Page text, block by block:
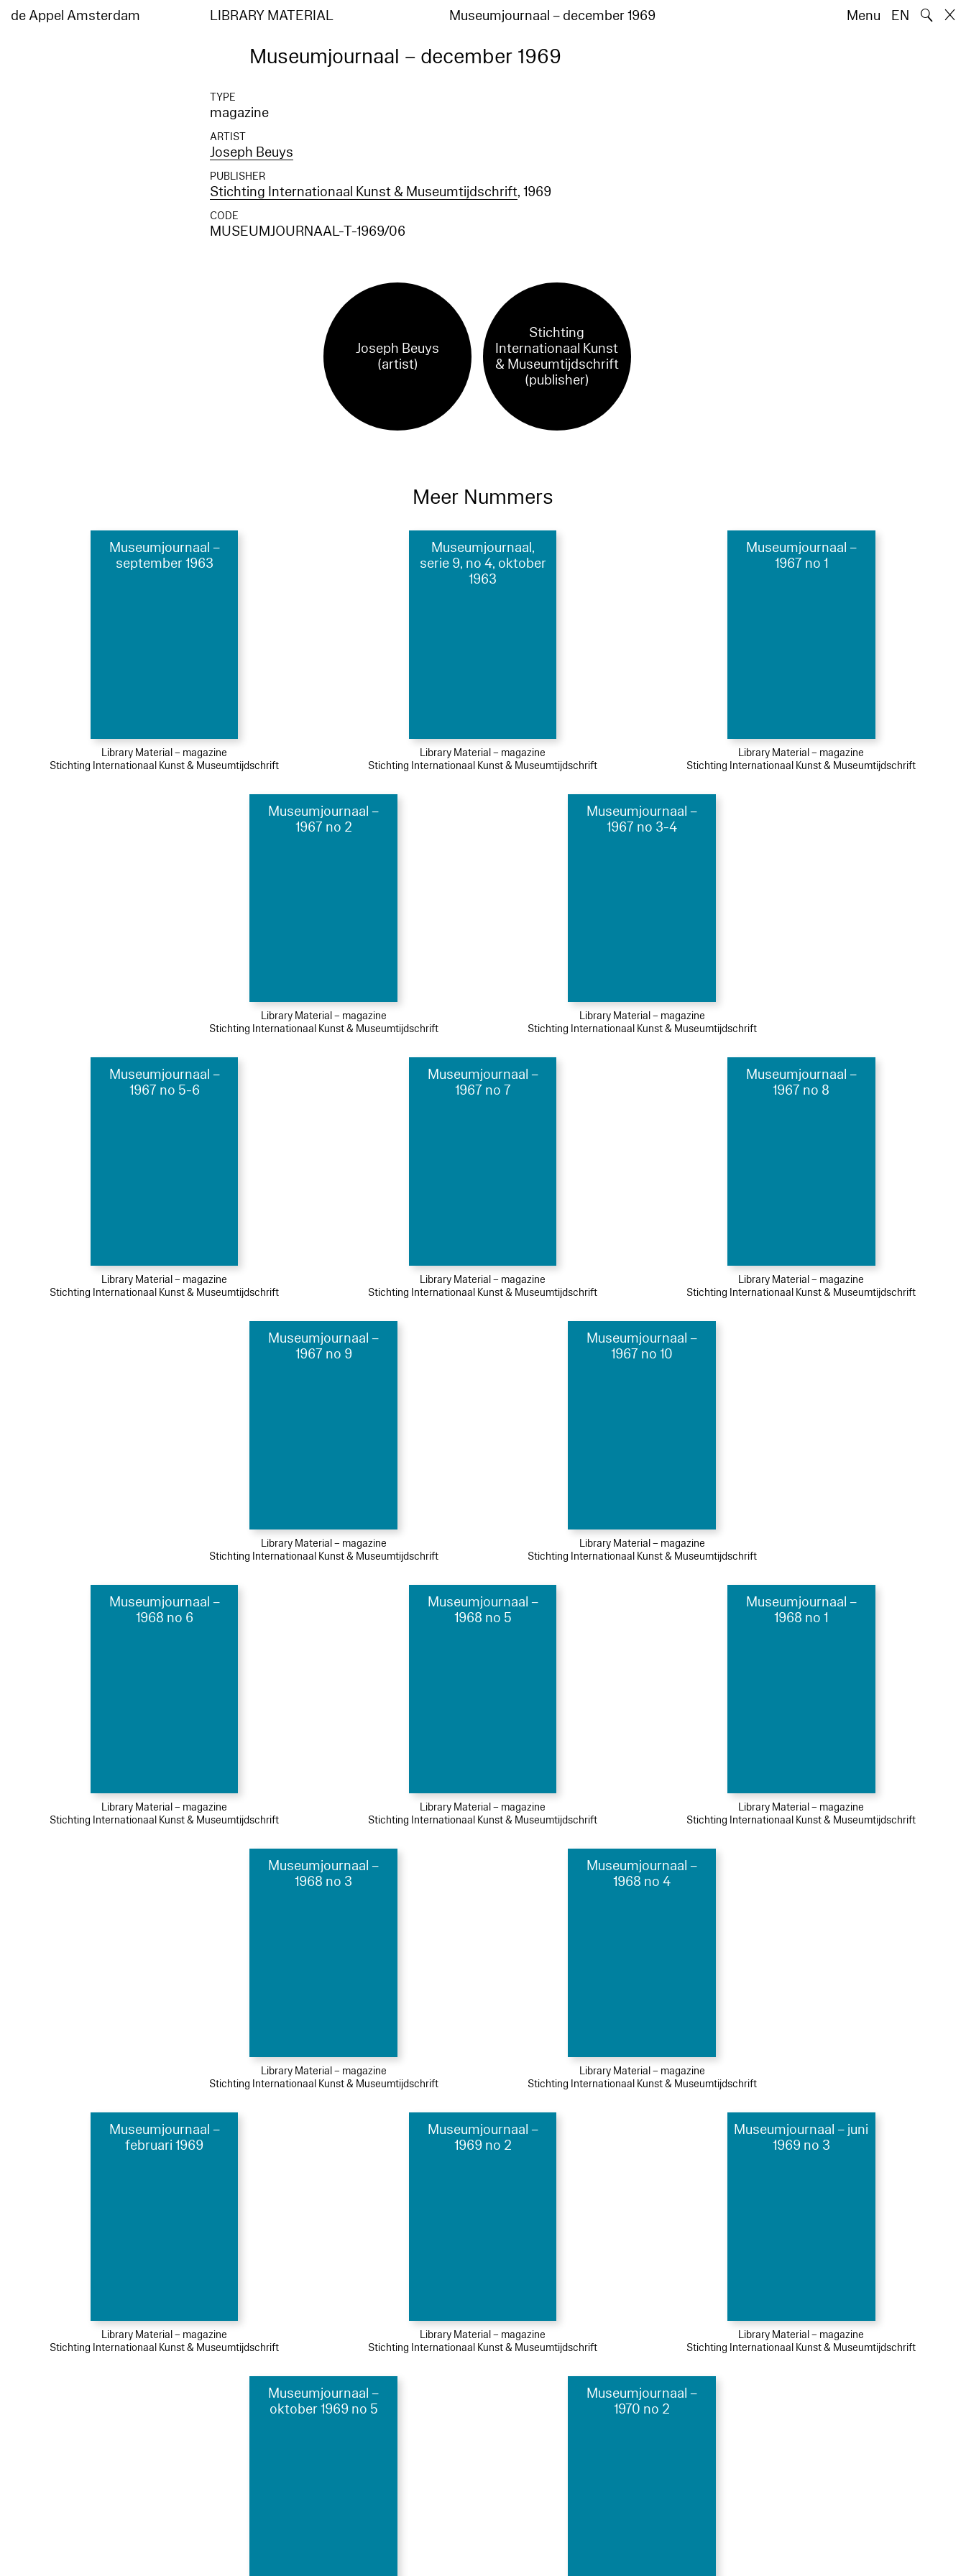
de Appel Amsterdam LIBRARY MATERIAL Museumjournaal – december 1969 Menu EN 🔍
Museumjournaal – december 1969
TYPE
magazine
ARTIST
Joseph Beuys
PUBLISHER
Stichting Internationaal Kunst & Museumtijdschrift, 1969
CODE
MUSEUMJOURNAAL-T-1969/06
Joseph Beuys
(artist)
Stichting
Internationaal Kunst
& Museumtijdschrift
(publisher)
Meer Nummers
Museumjournaal –
september 1963
Library Material – magazine
Stichting Internationaal Kunst & Museumtijdschrift
Museumjournaal,
serie 9, no 4, oktober
1963
Library Material – magazine
Stichting Internationaal Kunst & Museumtijdschrift
Museumjournaal –
1967 no 1
Library Material – magazine
Stichting Internationaal Kunst & Museumtijdschrift
Museumjournaal –
1967 no 2
Library Material – magazine
Stichting Internationaal Kunst & Museumtijdschrift
Museumjournaal –
1967 no 3-4
Library Material – magazine
Stichting Internationaal Kunst & Museumtijdschrift
Museumjournaal –
1967 no 5-6
Library Material – magazine
Stichting Internationaal Kunst & Museumtijdschrift
Museumjournaal –
1967 no 7
Library Material – magazine
Stichting Internationaal Kunst & Museumtijdschrift
Museumjournaal –
1967 no 8
Library Material – magazine
Stichting Internationaal Kunst & Museumtijdschrift
Museumjournaal –
1967 no 9
Library Material – magazine
Stichting Internationaal Kunst & Museumtijdschrift
Museumjournaal –
1967 no 10
Library Material – magazine
Stichting Internationaal Kunst & Museumtijdschrift
Museumjournaal –
1968 no 6
Library Material – magazine
Stichting Internationaal Kunst & Museumtijdschrift
Museumjournaal –
1968 no 5
Library Material – magazine
Stichting Internationaal Kunst & Museumtijdschrift
Museumjournaal –
1968 no 1
Library Material – magazine
Stichting Internationaal Kunst & Museumtijdschrift
Museumjournaal –
1968 no 3
Library Material – magazine
Stichting Internationaal Kunst & Museumtijdschrift
Museumjournaal –
1968 no 4
Library Material – magazine
Stichting Internationaal Kunst & Museumtijdschrift
Museumjournaal –
februari 1969
Library Material – magazine
Stichting Internationaal Kunst & Museumtijdschrift
Museumjournaal –
1969 no 2
Library Material – magazine
Stichting Internationaal Kunst & Museumtijdschrift
Museumjournaal – juni
1969 no 3
Library Material – magazine
Stichting Internationaal Kunst & Museumtijdschrift
Museumjournaal –
oktober 1969 no 5
Museumjournaal –
1970 no 2